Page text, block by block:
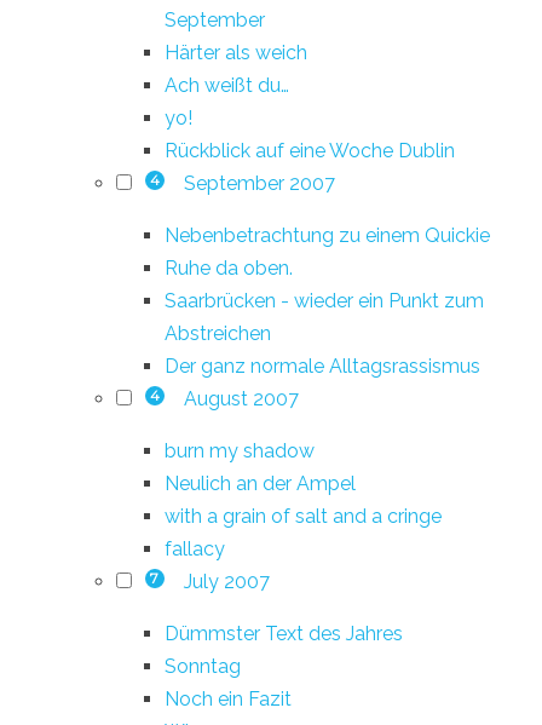
September
Härter als weich
Ach weißt du…
yo!
Rückblick auf eine Woche Dublin
4 September 2007
Nebenbetrachtung zu einem Quickie
Ruhe da oben.
Saarbrücken - wieder ein Punkt zum
Abstreichen
Der ganz normale Alltagsrassismus
4 August 2007
burn my shadow
Neulich an der Ampel
with a grain of salt and a cringe
fallacy
7 July 2007
Dümmster Text des Jahres
Sonntag
Noch ein Fazit